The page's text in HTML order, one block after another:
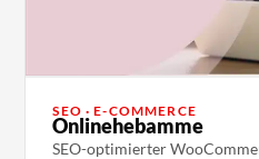
SEO · E-COMMERCE
Onlinehebamme
SEO-optimierter